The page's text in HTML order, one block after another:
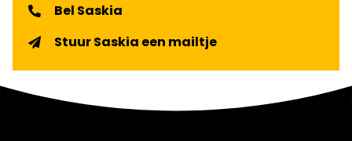
Bel Saskia
Stuur Saskia een mailtje